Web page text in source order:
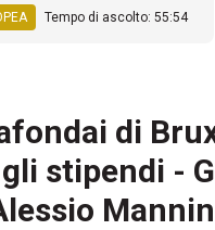
Tempo di ascolto: 55:54
di
stipendi -